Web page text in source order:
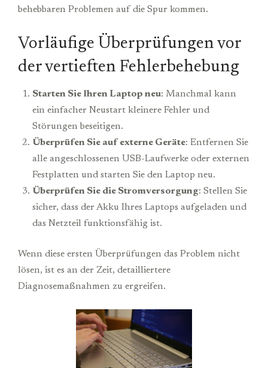
behebbaren Problemen auf die Spur kommen.
Vorläufige Überprüfungen vor
der vertieften Fehlerbehebung
Starten Sie Ihren Laptop neu: Manchmal kann
ein einfacher Neustart kleinere Fehler und
Störungen beseitigen.
Überprüfen Sie auf externe Geräte: Entfernen Sie
alle angeschlossenen USB-Laufwerke oder externen
Festplatten und starten Sie den Laptop neu.
Überprüfen Sie die Stromversorgung: Stellen Sie
sicher, dass der Akku Ihres Laptops aufgeladen und
das Netzteil funktionsfähig ist.
Wenn diese ersten Überprüfungen das Problem nicht
lösen, ist es an der Zeit, detailliertere
Diagnosemaßnahmen zu ergreifen.